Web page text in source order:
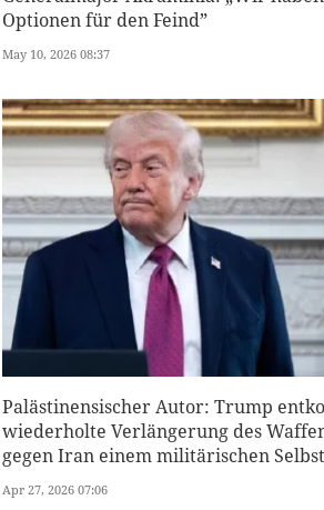
Optionen für den Feind”
May 10, 2026 08:37
Palästinensischer Autor: Trump
wiederholte Verlängerung des
gegen Iran einem militärischen
Apr 27, 2026 07:06